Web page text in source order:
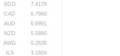
SGD
7.4179
CAD
6.7960
AUD
6.6991
NZD
5.5880
AWG
5.2635
ILS
3.1604